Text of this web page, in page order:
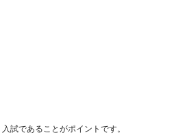
試であることがポイントです。